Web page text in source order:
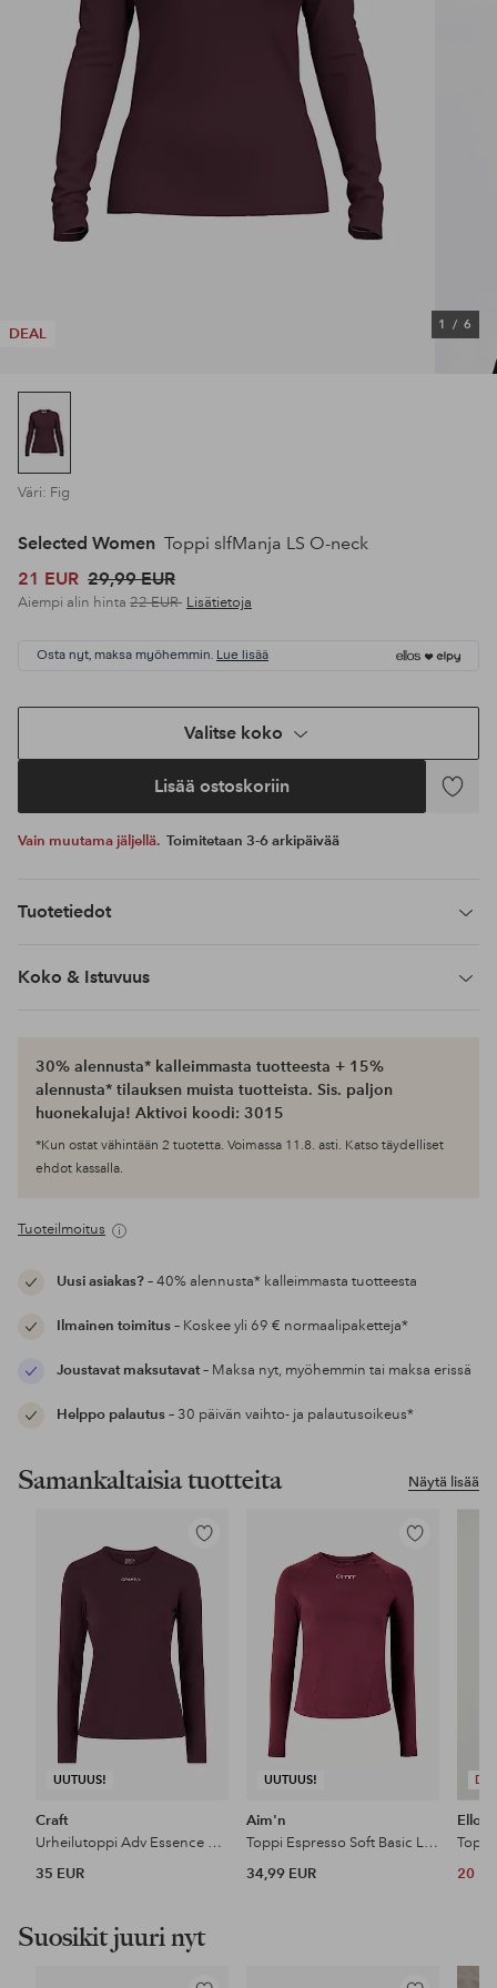
DEAL
1 / 6
Väri: Fig
Selected Women Toppi slfManja LS O-neck
21 EUR 29,99 EUR
Aiempi alin hinta 22 EUR Lisätietoja
Osta nyt, maksa myöhemmin. Lue lisää
Valitse koko
Lisää ostoskoriin
Lisää
Vain muutama jäljellä. Toimitetaan 3-6 arkipäivää
Tuotetiedot
Koko & Istuvuus
30% alennusta* kalleimmasta tuotteesta + 15%
alennusta* tilauksen muista tuotteista. Sis. paljon
huonekaluja! Aktivoi koodi: 3015
*Kun ostat vähintään 2 tuotetta. Voimassa 11.8. asti. Katso täydelliset
ehdot kassalla.
Tuoteilmoitus
Uusi asiakas?– 40% alennusta* kalleimmasta tuotteesta
Ilmainen toimitus– Koskee yli 69 € normaalipaketteja*
Joustavat maksutavat– Maksa nyt, myöhemmin tai maksa erissä
Helppo palautus– 30 päivän vaihto- ja palautusoikeus*
Näytä lisää
Samankaltaisia tuotteita
UUTUUS!
Lisää
suosikkeihin
Craft
Urheilutoppi Adv Essence LS Tee 2 W
35 EUR
UUTUUS!
Lisää
suosikkeihin
Aim'n
Toppi Espresso Soft Basic Long Sleeve
34,99 EUR
Ellos
20
Suosikit juuri nyt